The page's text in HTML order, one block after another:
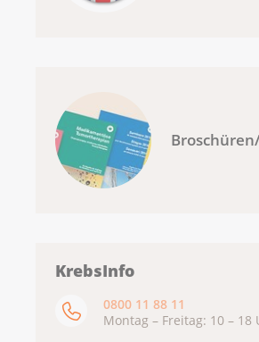
KrebsInfo
0800 11 88 11
Montag – Freitag: 10 – 18